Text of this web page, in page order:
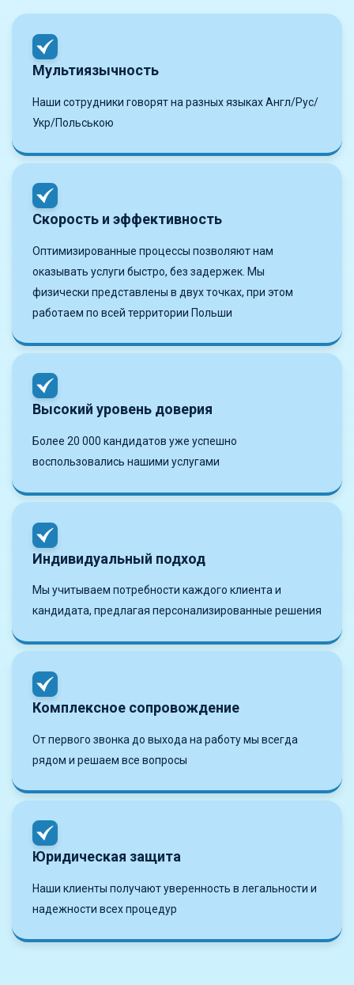
Мультиязычность
Наши сотрудники говорят на разных языках Англ/Рус/
Укр/Польською
Скорость и эффективность
Оптимизированные процессы позволяют нам
оказывать услуги быстро, без задержек. Мы
физически представлены в двух точках, при этом
работаем по всей территории Польши
Высокий уровень доверия
Более 20 000 кандидатов уже успешно
воспользовались нашими услугами
Индивидуальный подход
Мы учитываем потребности каждого клиента и
кандидата, предлагая персонализированные решения
Комплексное сопровождение
От первого звонка до выхода на работу мы всегда
рядом и решаем все вопросы
Юридическая защита
Наши клиенты получают уверенность в легальности и
надежности всех процедур